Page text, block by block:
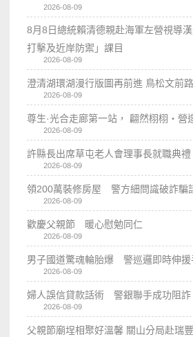
2026-08-09
8月8日總統賴清德親赴海軍左營視導
打擊及近岸防禦」課目
2026-08-09
澄清湖環湖漫行版圖再前進 鳥松文前
2026-08-09
尊生·光合走廊第一站， 翩然栩栩・營
2026-08-09
許縣長出席草屯老人會理事長就職典
2026-08-09
領200萬裝修房屋 警方細問識破詐騙
2026-08-09
歡慶父親節 暖心慰勉同仁
2026-08-09
男子國道驚魂輪胎爆 警巡邏即時伸援
2026-08-09
婦人誤信貸款話術 警銀聯手成功阻詐
2026-08-09
父親節廟埕相聚好溫馨 關山分局赴瑞